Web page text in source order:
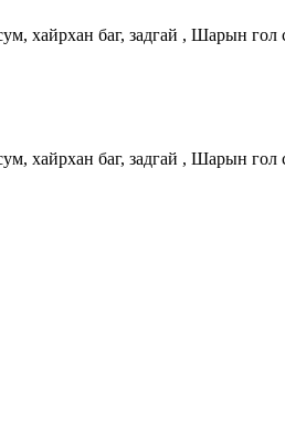
хайрхан баг, задгай , Шарын
хайрхан баг, задгай , Шарын